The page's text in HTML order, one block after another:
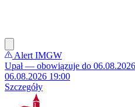
Alert IMGW
Upał — obowiązuje do
06.08.2026 19:00
Szczegóły